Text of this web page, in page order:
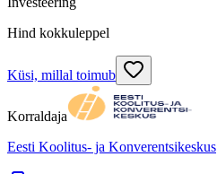
Hind kokkuleppel
Küsi, millal toimub
Korraldaja
Eesti Koolitus- ja Konverentsikeskus